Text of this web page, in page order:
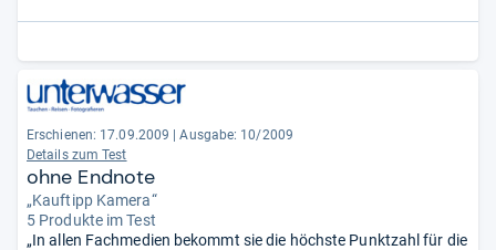
Erschienen: 17.09.2009
Ausgabe: 10/2009
Details zum Test
ohne Endnote
„Kauftipp Kamera“
5 Produkte im Test
„In allen Fachmedien bekommt sie die höchste Punktzahl für die